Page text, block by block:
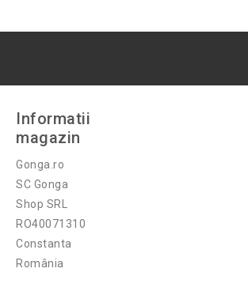
Informatii
magazin
Gonga.ro
SC Gonga
Shop SRL
RO40071310
Constanta
România